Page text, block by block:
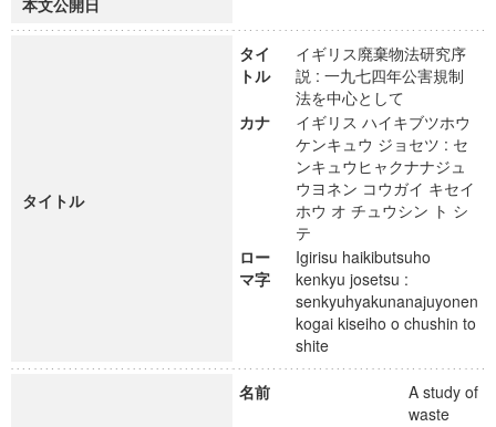
本文公開日
タイトル
タイ
トル
イギリス廃棄物法研究序
説 : 一九七四年公害規制
法を中心として
カナ
イギリス ハイキブツホウ
ケンキュウ ジョセツ : セ
ンキュウヒャクナナジュ
ウヨネン コウガイ キセイ
ホウ オ チュウシン ト シ
テ
ロー
マ字
Igirisu haikibutsuho
kenkyu josetsu :
senkyuhyakunanajuyonen
kogai kiseiho o chushin to
shite
名前
A study of
waste